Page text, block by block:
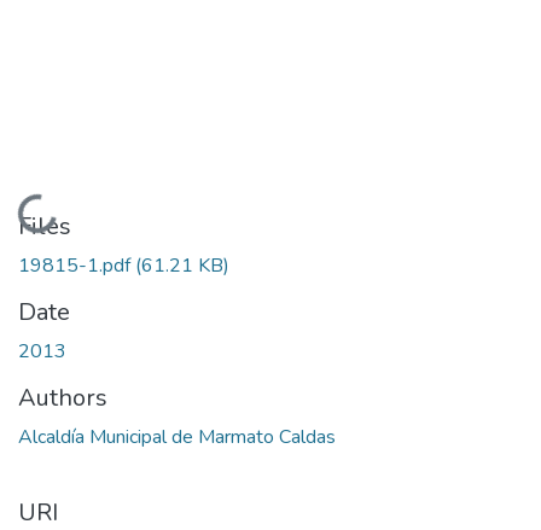
Loading...
Files
19815-1.pdf(61.21 KB)
Date
2013
Authors
Alcaldía Municipal de Marmato Caldas
URI